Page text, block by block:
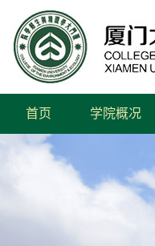
首页 学院概况